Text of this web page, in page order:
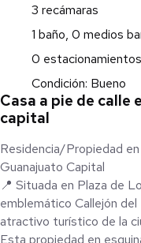
3 recámaras
1 baño, 0 medios
0 estacionamientos
Condición: Bueno
Casa a pie de calle
capital
Residencia/Propiedad
Guanajuato Capital
📍 Situada en Plaza de
emblemático Callejón
atractivo turístico de la